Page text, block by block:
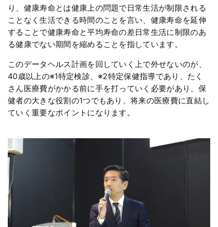
り、健康寿命とは健康上の問題で日常生活が制限される
ことなく生活できる時間のことを言い、健康寿命を延伸
することで健康寿命と平均寿命の差日常生活に制限のあ
る健康でない期間を縮めることを指しています。
このデータヘルス計画を回していく上で外せないのが、
40歳以上の※1特定検診、※2特定保健指導であり、たく
さん医療費がかかる前に手を打っていく必要があり、保
健者の大きな役割の1つでもあり、将来の医療費に直結し
ていく重要なポイントになります。